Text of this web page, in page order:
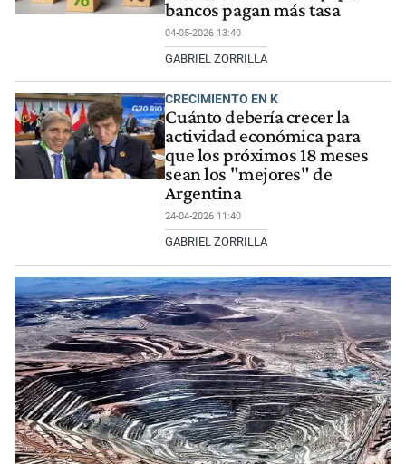
bancos pagan más tasa
04-05-2026 13:40
GABRIEL ZORRILLA
CRECIMIENTO EN K
Cuánto debería crecer la
actividad económica para
que los próximos 18 meses
sean los "mejores" de
Argentina
24-04-2026 11:40
GABRIEL ZORRILLA